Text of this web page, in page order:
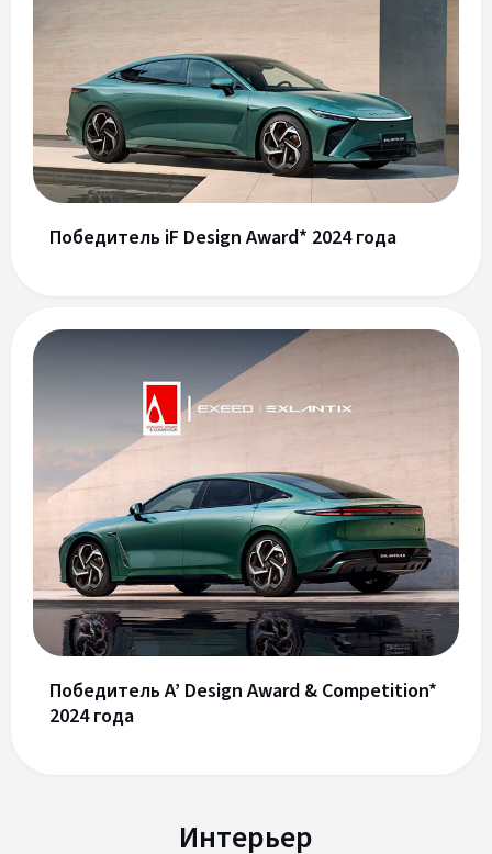
Победитель iF Design Award* 2024 года
Победитель A’ Design Award & Competition*
2024 года
Интерьер